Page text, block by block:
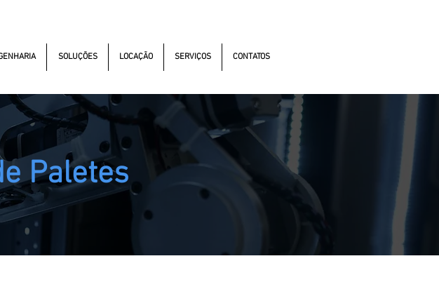
SOLUÇÕES LOCAÇÃO SERVIÇOS CONTATOS
Paletes